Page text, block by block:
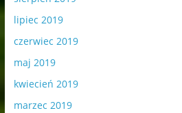
lipiec 2019
czerwiec 2019
maj 2019
kwiecień 2019
marzec 2019